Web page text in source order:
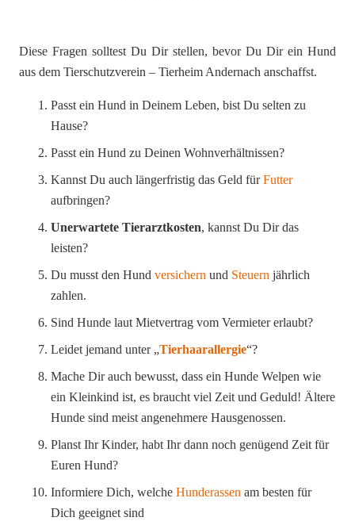
Diese Fragen solltest Du Dir stellen, bevor Du Dir ein Hund
aus dem Tierschutzverein – Tierheim Andernach anschaffst.
Passt ein Hund in Deinem Leben, bist Du selten zu
Hause?
Passt ein Hund zu Deinen Wohnverhältnissen?
Kannst Du auch längerfristig das Geld fürFutter
aufbringen?
Unerwartete Tierarztkosten, kannst Du Dir das
leisten?
Du musst den Hund versichern und Steuern jährlich
zahlen.
Sind Hunde laut Mietvertrag vom Vermieter erlaubt?
Leidet jemand unter „Tierhaarallergie“?
Mache Dir auch bewusst, dass ein Hunde Welpen wie
ein Kleinkind ist, es braucht viel Zeit und Geduld! Ältere
Hunde sind meist angenehmere Hausgenossen.
Planst Ihr Kinder, habt Ihr dann noch genügend Zeit für
Euren Hund?
Informiere Dich, welche Hunderassen am besten für
Dich geeignet sind